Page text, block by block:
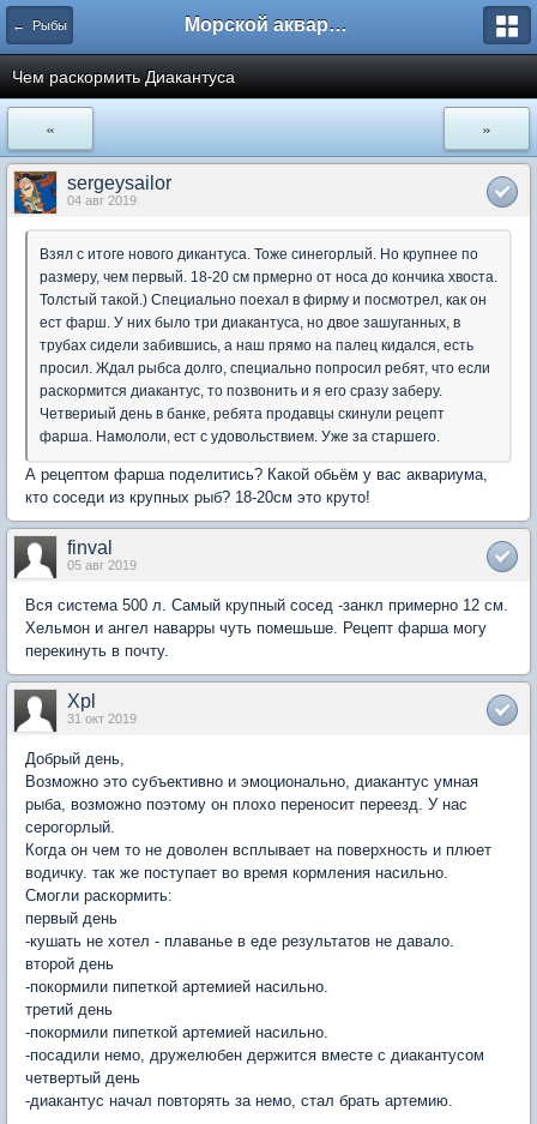
← Рыбы Морской аквариум. Форумы ReefCentral.ru
Чем раскормить Диакантуса
« »
sergeysailor
04 авг 2019
Взял с итоге нового дикантуса. Тоже синегорлый. Но крупнее по
размеру, чем первый. 18-20 см прмерно от носа до кончика хвоста.
Толстый такой.) Специально поехал в фирму и посмотрел, как он
ест фарш. У них было три диакантуса, но двое зашуганных, в
трубах сидели забившись, а наш прямо на палец кидался, есть
просил. Ждал рыбса долго, специально попросил ребят, что если
раскормится диакантус, то позвонить и я его сразу заберу.
Четвериый день в банке, ребята продавцы скинули рецепт
фарша. Намололи, ест с удовольствием. Уже за старшего.
А рецептом фарша поделитись? Какой обьём у вас аквариума,
кто соседи из крупных рыб? 18-20см это круто!
finval
05 авг 2019
Вся система 500 л. Самый крупный сосед -занкл примерно 12 см.
Хельмон и ангел наварры чуть помешьше. Рецепт фарша могу
перекинуть в почту.
Xpl
31 окт 2019
Добрый день,
Возможно это субъективно и эмоционально, диакантус умная
рыба, возможно поэтому он плохо переносит переезд. У нас
серогорлый.
Когда он чем то не доволен всплывает на поверхность и плюет
водичку. так же поступает во время кормления насильно.
Смогли раскормить:
первый день
-кушать не хотел - плаванье в еде результатов не давало.
второй день
-покормили пипеткой артемией насильно.
третий день
-покормили пипеткой артемией насильно.
-посадили немо, дружелюбен держится вместе с диакантусом
четвертый день
-диакантус начал повторять за немо, стал брать артемию.